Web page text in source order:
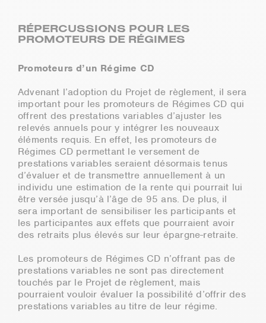
RÉPERCUSSIONS POUR LES
PROMOTEURS DE RÉGIMES
Promoteurs d’un Régime CD
Advenant l’adoption du Projet de règlement, il sera
important pour les promoteurs de Régimes CD qui
offrent des prestations variables d’ajuster les
relevés annuels pour y intégrer les nouveaux
éléments requis. En effet, les promoteurs de
Régimes CD permettant le versement de
prestations variables seraient désormais tenus
d’évaluer et de transmettre annuellement à un
individu une estimation de la rente qui pourrait lui
être versée jusqu’à l’âge de 95 ans. De plus, il
sera important de sensibiliser les participants et
les participantes aux effets que pourraient avoir
des retraits plus élevés sur leur épargne-retraite.
Les promoteurs de Régimes CD n’offrant pas de
prestations variables ne sont pas directement
touchés par le Projet de règlement, mais
pourraient vouloir évaluer la possibilité d’offrir des
prestations variables au titre de leur régime.